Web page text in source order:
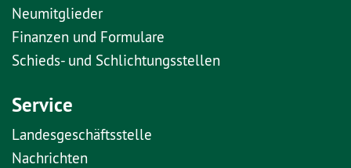
Neumitglieder
Finanzen und Formulare
Schieds- und Schlichtungsstellen
Service
Landesgeschäftsstelle
Nachrichten